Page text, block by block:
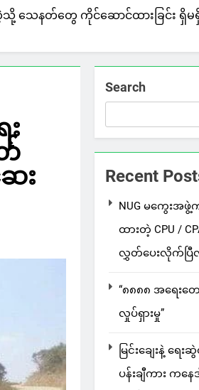
သေနတ်တွေ ကိုင်ဆောင်ထားခြင်း ရှိ
း
Search
Recent
NUG မကွေးအ
ထားတဲ့ CPU /
လွှတ်ပေးလိုက်ပ
“၈၈၈၈ အရေးတေ
လှုပ်ရှားမှု”
မြင်းချေးနဲ့ ရ
ပန်းချီကား ကနေ